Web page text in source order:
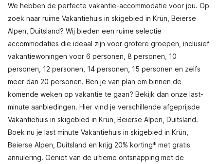
We hebben de perfecte vakantie-accommodatie voor jou. Op
zoek naar ruime Vakantiehuis in skigebied in Krün, Beierse
Alpen, Duitsland? Wij bieden een ruime selectie
accommodaties die ideaal zijn voor grotere groepen, inclusief
vakantiewoningen voor 6 personen, 8 personen, 10
personen, 12 personen, 14 personen, 15 personen en zelfs
meer dan 20 personen. Ben je van plan om binnen de
komende weken op vakantie te gaan? Bekijk dan onze last-
minute aanbiedingen. Hier vind je verschillende afgeprijsde
Vakantiehuis in skigebied in Krün, Beierse Alpen, Duitsland.
Boek nu je last minute Vakantiehuis in skigebied in Krün,
Beierse Alpen, Duitsland en krijg 20% korting* met gratis
annulering. Geniet van de ultieme ontsnapping met de